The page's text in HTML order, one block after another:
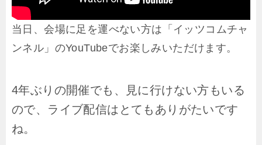
当日、会場に足を運べない方は「イッツコムチャ
ンネル」のYouTubeでお楽しみいただけます。
4年ぶりの開催でも、見に行けない方もいる
ので、ライブ配信はとてもありがたいです
ね。